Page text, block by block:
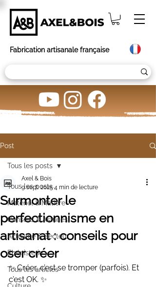
Fabrication artisanale française
Post
Tous les posts
Matériel & Matière
Conseils & Astuces
Actualité & Secteur
Ebénisterie
Tous les articles
Tous les posts
Surmonter le
perfectionnisme en
artisanat : conseils pour
oser créer
Axel & Bois
9 sept. 2025 4 min de lecture
✨ Créer, c’est se tromper (parfois). Et
c’est OK. ✨